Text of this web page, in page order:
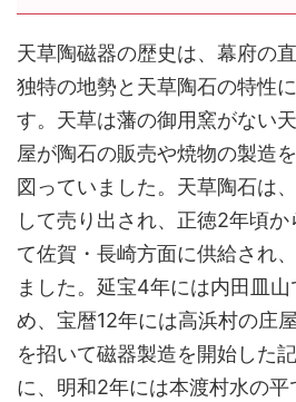
天草陶磁器の歴史は、幕府の
独特の地勢と天草陶石の特性
す。天草は藩の御用窯がない
屋が陶石の販売や焼物の製造
図っていました。天草陶石は
して売り出され、正徳2年頃
て佐賀・長崎方面に供給され
ました。延宝4年には内田皿
め、宝暦12年には高浜村の庄
を招いて磁器製造を開始した
に、明和2年には本渡村水の